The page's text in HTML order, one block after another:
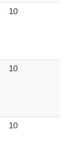
10
10
10